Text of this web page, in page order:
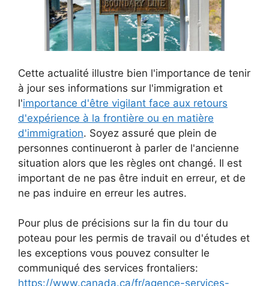
Cette actualité illustre bien l'importance de tenir
à jour ses informations sur l'immigration et
l'importance d'être vigilant face aux retours
d'expérience à la frontière ou en matière
d'immigration. Soyez assuré que plein de
personnes continueront à parler de l'ancienne
situation alors que les règles ont changé. Il est
important de ne pas être induit en erreur, et de
ne pas induire en erreur les autres.
Pour plus de précisions sur la fin du tour du
poteau pour les permis de travail ou d'études et
les exceptions vous pouvez consulter le
communiqué des services frontaliers:
https://www.canada.ca/fr/agence-services-